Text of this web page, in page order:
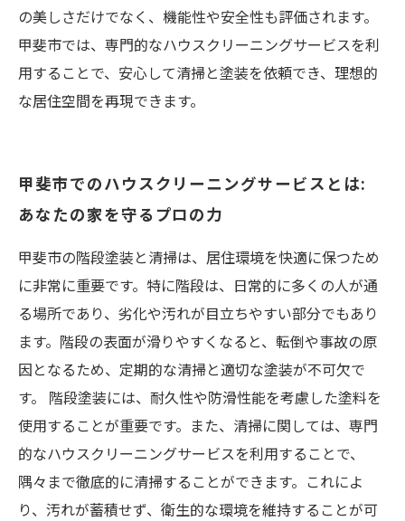
の美しさだけでなく、機能性や安全性も評価されます。
甲斐市では、専門的なハウスクリーニングサービスを利
用することで、安心して清掃と塗装を依頼でき、理想的
な居住空間を再現できます。
甲斐市でのハウスクリーニングサービスとは:
あなたの家を守るプロの力
甲斐市の階段塗装と清掃は、居住環境を快適に保つため
に非常に重要です。特に階段は、日常的に多くの人が通
る場所であり、劣化や汚れが目立ちやすい部分でもあり
ます。階段の表面が滑りやすくなると、転倒や事故の原
因となるため、定期的な清掃と適切な塗装が不可欠で
す。 階段塗装には、耐久性や防滑性能を考慮した塗料を
使用することが重要です。また、清掃に関しては、専門
的なハウスクリーニングサービスを利用することで、
隅々まで徹底的に清掃することができます。これによ
り、汚れが蓄積せず、衛生的な環境を維持することが可